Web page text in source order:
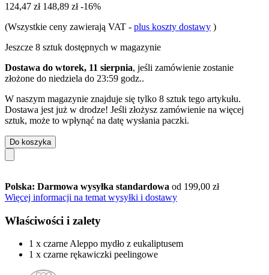
124,47 zł 148,89 zł -16%
(Wszystkie ceny zawierają VAT - plus koszty dostawy )
Jeszcze 8 sztuk dostępnych w magazynie
Dostawa do wtorek, 11 sierpnia, jeśli zamówienie zostanie
złożone do niedziela do 23:59 godz..
W naszym magazynie znajduje się tylko 8 sztuk tego artykułu.
Dostawa jest już w drodze! Jeśli złożysz zamówienie na więcej
sztuk, może to wpłynąć na datę wysłania paczki.
Do koszyka
Polska: Darmowa wysyłka standardowa od 199,00 zł
Więcej informacji na temat wysyłki i dostawy
Właściwości i zalety
1 x czarne Aleppo mydło z eukaliptusem
1 x czarne rękawiczki peelingowe